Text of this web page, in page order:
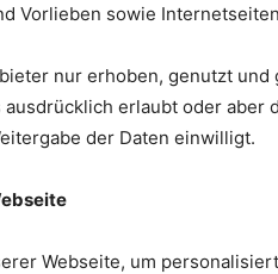
Vorlieben sowie
nur erhoben, genutzt
erlaubt oder aber
der Daten einwilligt.
Webseite, um